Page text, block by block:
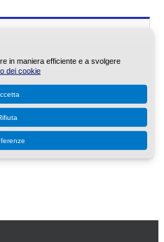
in maniera efficiente e a svolgere
dei cookie